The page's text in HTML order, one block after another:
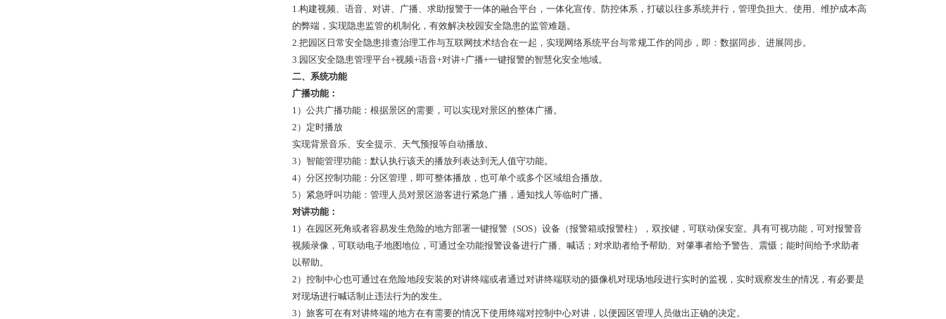
1.构建视频、语音、对讲、广播、求助报警于一体的融合平台，一体化宣传、防控体系，打破以往多系统并行，管理负担大、使用、维护成本高
的弊端，实现隐患监管的机制化，有效解决校园安全隐患的监管难题。
2.把园区日常安全隐患排查治理工作与互联网技术结合在一起，实现网络系统平台与常规工作的同步，即：数据同步、进展同步。
3.园区安全隐患管理平台+视频+语音+对讲+广播+一键报警的智慧化安全地域。
二、系统功能
广播功能：
1）公共广播功能：根据景区的需要，可以实现对景区的整体广播。
2）定时播放
实现背景音乐、安全提示、天气预报等自动播放。
3）智能管理功能：默认执行该天的播放列表达到无人值守功能。
4）分区控制功能：分区管理，即可整体播放，也可单个或多个区域组合播放。
5）紧急呼叫功能：管理人员对景区游客进行紧急广播，通知找人等临时广播。
对讲功能：
1）在园区死角或者容易发生危险的地方部署一键报警（SOS）设备（报警箱或报警柱），双按键，可联动保安室。具有可视功能，可对报警音
视频录像，可联动电子地图地位，可通过全功能报警设备进行广播、喊话；对求助者给予帮助、对肇事者给予警告、震慑；能时间给予求助者
以帮助。
2）控制中心也可通过在危险地段安装的对讲终端或者通过对讲终端联动的摄像机对现场地段进行实时的监视，实时观察发生的情况，有必要是
对现场进行喊话制止违法行为的发生。
3）旅客可在有对讲终端的地方在有需要的情况下使用终端对控制中心对讲，以便园区管理人员做出正确的决定。